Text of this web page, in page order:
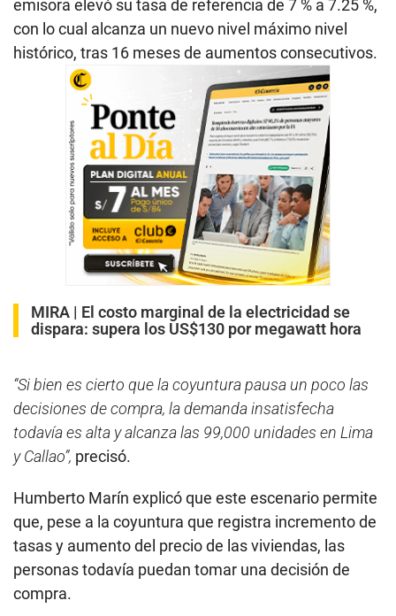
emisora elevó su tasa de referencia de 7 % a 7.25 %,
con lo cual alcanza un nuevo nivel máximo nivel
histórico, tras 16 meses de aumentos consecutivos.
MIRA | El costo marginal de la electricidad se
dispara: supera los US$130 por megawatt hora
“Si bien es cierto que la coyuntura pausa un poco las
decisiones de compra, la demanda insatisfecha
todavía es alta y alcanza las 99,000 unidades en Lima
y Callao”, precisó.
Humberto Marín explicó que este escenario permite
que, pese a la coyuntura que registra incremento de
tasas y aumento del precio de las viviendas, las
personas todavía puedan tomar una decisión de
compra.